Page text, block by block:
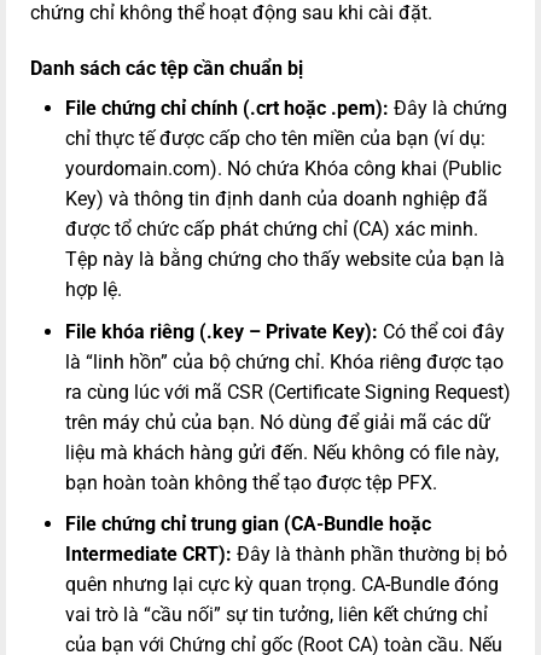
chứng chỉ không thể hoạt động sau khi cài đặt.
Danh sách các tệp cần chuẩn bị
File chứng chỉ chính (.crt hoặc .pem): Đây là chứng
chỉ thực tế được cấp cho tên miền của bạn (ví dụ:
yourdomain.com). Nó chứa Khóa công khai (Public
Key) và thông tin định danh của doanh nghiệp đã
được tổ chức cấp phát chứng chỉ (CA) xác minh.
Tệp này là bằng chứng cho thấy website của bạn là
hợp lệ.
File khóa riêng (.key – Private Key): Có thể coi đây
là “linh hồn” của bộ chứng chỉ. Khóa riêng được tạo
ra cùng lúc với mã CSR (Certificate Signing Request)
trên máy chủ của bạn. Nó dùng để giải mã các dữ
liệu mà khách hàng gửi đến. Nếu không có file này,
bạn hoàn toàn không thể tạo được tệp PFX.
File chứng chỉ trung gian (CA-Bundle hoặc
Intermediate CRT): Đây là thành phần thường bị bỏ
quên nhưng lại cực kỳ quan trọng. CA-Bundle đóng
vai trò là “cầu nối” sự tin tưởng, liên kết chứng chỉ
của bạn với Chứng chỉ gốc (Root CA) toàn cầu. Nếu